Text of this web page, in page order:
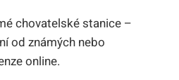
chovatelské stanice –
⁣od známých nebo
online.